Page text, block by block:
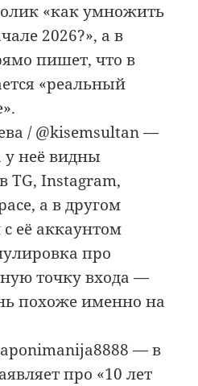
«как умножить
2026?», а в
пишет, что в
«реальный
/ @kisemsultan —
у неё видны
TG, Instagram,
а в другом
её аккаунтом
про
точку входа —
похоже именно на
— в
про «10 лет